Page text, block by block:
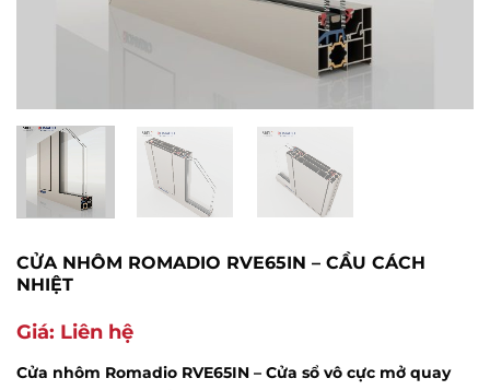
CỬA NHÔM ROMADIO RVE65IN – CẦU CÁCH
NHIỆT
Giá: Liên hệ
Cửa nhôm Romadio RVE65IN – Cửa sổ vô cực mở quay